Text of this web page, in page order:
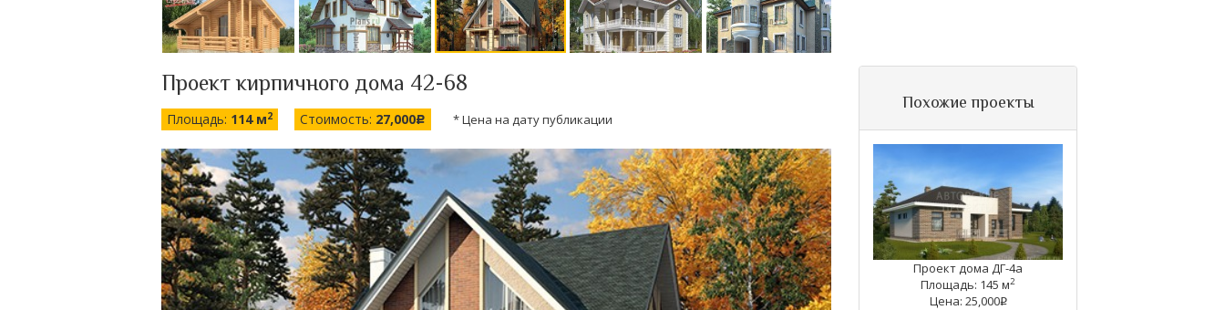
Проект кирпичного дома 42-68
Площадь: 114 м2 Стоимость: 27,000c * Цена на дату публикации
Похожие проекты
Проект дома ДГ-4а
Площадь: 145 м2
Цена: 25,000q